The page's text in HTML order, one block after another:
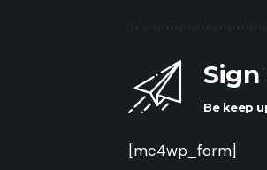
Sign
Be keep
[mc4wp_form]